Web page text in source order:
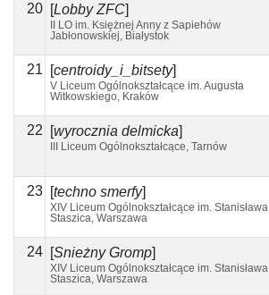
20 [Lobby ZFC]
II LO im. Księżnej Anny z Sapiehów
Jabłonowskiej, Białystok
21 [centroidy_i_bitsety]
V Liceum Ogólnokształcące im. Augusta
Witkowskiego, Kraków
22 [wyrocznia delmicka]
III Liceum Ogólnokształcące, Tarnów
23 [techno smerfy]
XIV Liceum Ogólnokształcące im. Stanisława
Staszica, Warszawa
24 [Śnieżny Gromp]
XIV Liceum Ogólnokształcące im. Stanisława
Staszica, Warszawa